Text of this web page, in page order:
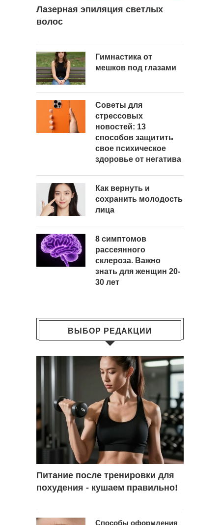
Лазерная эпиляция светлых
волос
Гимнастика от
мешков под глазами
Советы для
стрессовых
новостей: 13
способов защитить
свое психическое
здоровье от негатива
Как вернуть и
сохранить молодость
лица
8 симптомов
рассеянного
склероза. Важно
знать для женщин 20-
30 лет
ВЫБОР РЕДАКЦИИ
Питание после тренировки для
похудения - кушаем правильно!
Способы оформления